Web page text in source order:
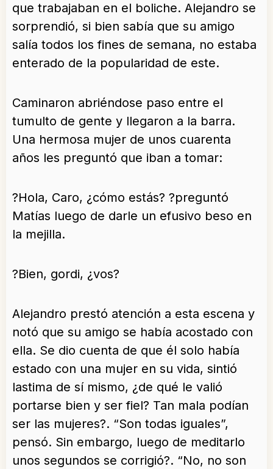
que trabajaban en el boliche. Alejandro se
sorprendió, si bien sabía que su amigo
salía todos los fines de semana, no estaba
enterado de la popularidad de este.
Caminaron abriéndose paso entre el
tumulto de gente y llegaron a la barra.
Una hermosa mujer de unos cuarenta
años les preguntó que iban a tomar:
?Hola, Caro, ¿cómo estás? ?preguntó
Matías luego de darle un efusivo beso en
la mejilla.
?Bien, gordi, ¿vos?
Alejandro prestó atención a esta escena y
notó que su amigo se había acostado con
ella. Se dio cuenta de que él solo había
estado con una mujer en su vida, sintió
lastima de sí mismo, ¿de qué le valió
portarse bien y ser fiel? Tan mala podían
ser las mujeres?. “Son todas iguales”,
pensó. Sin embargo, luego de meditarlo
unos segundos se corrigió?. “No, no son